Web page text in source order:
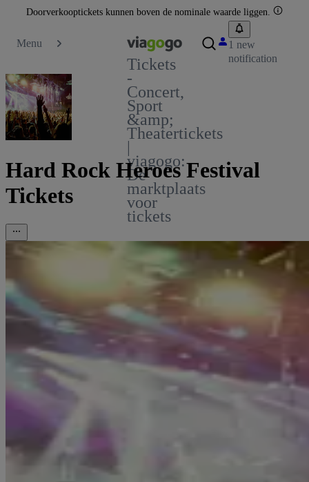
Doorverkooptickets kunnen boven de nominale waarde liggen.
Menu
Tickets
-
Concert,
Sport
&amp;
Theatertickets
|
viagogo:
De
marktplaats
voor
tickets
1 new
notification
Hard Rock Heroes Festival
Tickets